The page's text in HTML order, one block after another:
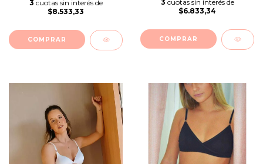
3 cuotas sin interés de
$8.533,33
COMPRAR
3 cuotas sin interés de
$6.833,34
COMPRAR